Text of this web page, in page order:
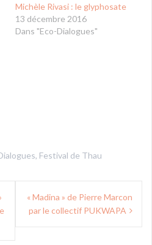
Michèle Rivasi : le glyphosate
13 décembre 2016
Dans "Eco-Dialogues"
, Festival de Thau
« Madina » de Pierre Marcon
par le collectif PUKWAPA